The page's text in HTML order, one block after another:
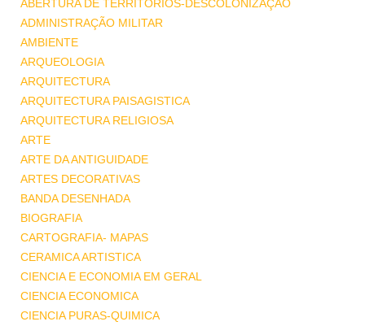
ABERTURA DE TERRITORIOS-DESCOLONIZAÇÃO
ADMINISTRAÇÃO MILITAR
AMBIENTE
ARQUEOLOGIA
ARQUITECTURA
ARQUITECTURA PAISAGISTICA
ARQUITECTURA RELIGIOSA
ARTE
ARTE DA ANTIGUIDADE
ARTES DECORATIVAS
BANDA DESENHADA
BIOGRAFIA
CARTOGRAFIA- MAPAS
CERAMICA ARTISTICA
CIENCIA E ECONOMIA EM GERAL
CIENCIA ECONOMICA
CIENCIA PURAS-QUIMICA